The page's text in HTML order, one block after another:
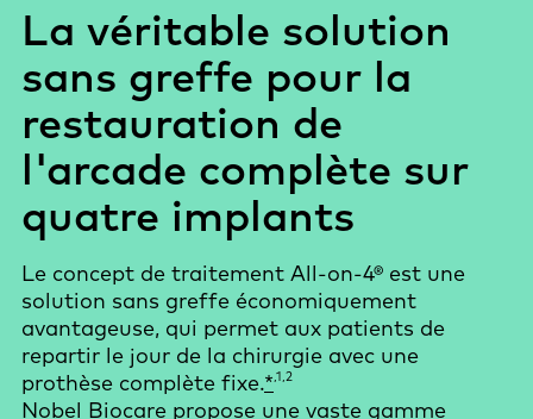
La véritable solution
sans greffe pour la
restauration de
l'arcade complète sur
quatre implants
Le concept de traitement All-on-4® est une
solution sans greffe économiquement
avantageuse, qui permet aux patients de
repartir le jour de la chirurgie avec une
prothèse complète fixe.*,1,2
Nobel Biocare propose une vaste gamme